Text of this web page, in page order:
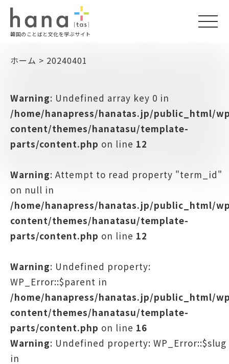
韓国のことばと文化を学ぶサイト
ホーム > 20240401
Warning: Undefined array key 0 in
/home/hanapress/hanatas.jp/public_html/
content/themes/hanatasu/template-
parts/content.php on line 12
Warning: Attempt to read property "term_id"
on null in
/home/hanapress/hanatas.jp/public_html/
content/themes/hanatasu/template-
parts/content.php on line 12
Warning: Undefined property:
WP_Error::$parent in
/home/hanapress/hanatas.jp/public_html/
content/themes/hanatasu/template-
parts/content.php on line 16
Warning: Undefined property: WP_Error::$slug
in